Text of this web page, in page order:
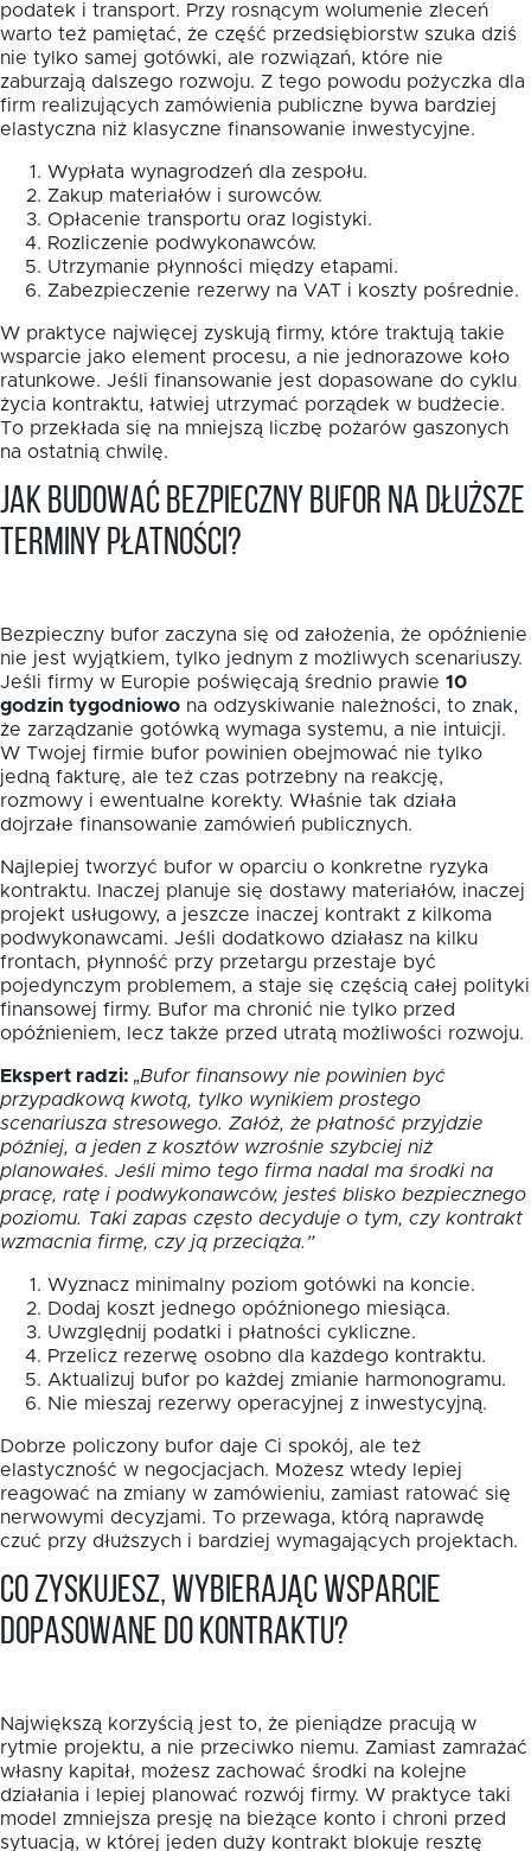
podatek i transport. Przy rosnącym wolumenie zleceń
warto też pamiętać, że część przedsiębiorstw szuka dziś
nie tylko samej gotówki, ale rozwiązań, które nie
zaburzają dalszego rozwoju. Z tego powodu pożyczka dla
firm realizujących zamówienia publiczne bywa bardziej
elastyczna niż klasyczne finansowanie inwestycyjne.
Wypłata wynagrodzeń dla zespołu.
Zakup materiałów i surowców.
Opłacenie transportu oraz logistyki.
Rozliczenie podwykonawców.
Utrzymanie płynności między etapami.
Zabezpieczenie rezerwy na VAT i koszty pośrednie.
W praktyce najwięcej zyskują firmy, które traktują takie
wsparcie jako element procesu, a nie jednorazowe koło
ratunkowe. Jeśli finansowanie jest dopasowane do cyklu
życia kontraktu, łatwiej utrzymać porządek w budżecie.
To przekłada się na mniejszą liczbę pożarów gaszonych
na ostatnią chwilę.
Jak budować bezpieczny bufor na dłuższe
terminy płatności?
Bezpieczny bufor zaczyna się od założenia, że opóźnienie
nie jest wyjątkiem, tylko jednym z możliwych scenariuszy.
Jeśli firmy w Europie poświęcają średnio prawie 10
godzin tygodniowo na odzyskiwanie należności, to znak,
że zarządzanie gotówką wymaga systemu, a nie intuicji.
W Twojej firmie bufor powinien obejmować nie tylko
jedną fakturę, ale też czas potrzebny na reakcję,
rozmowy i ewentualne korekty. Właśnie tak działa
dojrzałe finansowanie zamówień publicznych.
Najlepiej tworzyć bufor w oparciu o konkretne ryzyka
kontraktu. Inaczej planuje się dostawy materiałów, inaczej
projekt usługowy, a jeszcze inaczej kontrakt z kilkoma
podwykonawcami. Jeśli dodatkowo działasz na kilku
frontach, płynność przy przetargu przestaje być
pojedynczym problemem, a staje się częścią całej polityki
finansowej firmy. Bufor ma chronić nie tylko przed
opóźnieniem, lecz także przed utratą możliwości rozwoju.
Ekspert radzi: „Bufor finansowy nie powinien być
przypadkową kwotą, tylko wynikiem prostego
scenariusza stresowego. Załóż, że płatność przyjdzie
później, a jeden z kosztów wzrośnie szybciej niż
planowałeś. Jeśli mimo tego firma nadal ma środki na
pracę, ratę i podwykonawców, jesteś blisko bezpiecznego
poziomu. Taki zapas często decyduje o tym, czy kontrakt
wzmacnia firmę, czy ją przeciąża.”
Wyznacz minimalny poziom gotówki na koncie.
Dodaj koszt jednego opóźnionego miesiąca.
Uwzględnij podatki i płatności cykliczne.
Przelicz rezerwę osobno dla każdego kontraktu.
Aktualizuj bufor po każdej zmianie harmonogramu.
Nie mieszaj rezerwy operacyjnej z inwestycyjną.
Dobrze policzony bufor daje Ci spokój, ale też
elastyczność w negocjacjach. Możesz wtedy lepiej
reagować na zmiany w zamówieniu, zamiast ratować się
nerwowymi decyzjami. To przewaga, którą naprawdę
czuć przy dłuższych i bardziej wymagających projektach.
Co zyskujesz, wybierając wsparcie
dopasowane do kontraktu?
Największą korzyścią jest to, że pieniądze pracują w
rytmie projektu, a nie przeciwko niemu. Zamiast zamrażać
własny kapitał, możesz zachować środki na kolejne
działania i lepiej planować rozwój firmy. W praktyce taki
model zmniejsza presję na bieżące konto i chroni przed
sytuacją, w której jeden duży kontrakt blokuje resztę